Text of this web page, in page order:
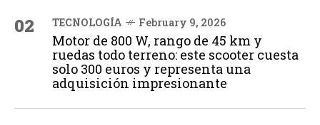
02 TECNOLOGÍA February 9, 2026
Motor de 800 W, rango de 45 km y
ruedas todo terreno: este scooter cuesta
solo 300 euros y representa una
adquisición impresionante